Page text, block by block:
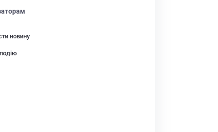
новину